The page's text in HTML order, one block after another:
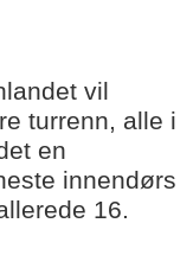
vil
turrenn, alle i
en
innendørs
16.